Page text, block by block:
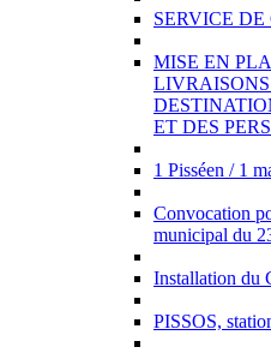
SERVICE
MISE EN
ET DES
1 Pisséen / 1
Convocation
municipal du
Installation du
PISSOS,